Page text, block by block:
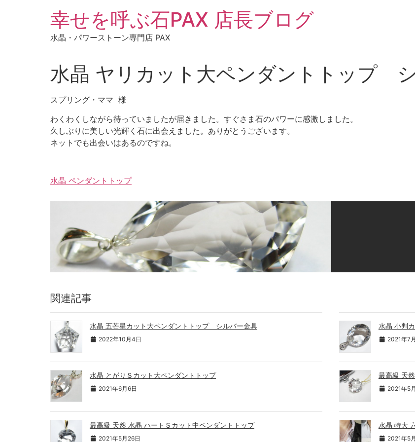
幸せを呼ぶ石PAX 店長ブログ
水晶・パワーストーン専門店 PAX
水晶 ヤリカット大ペンダントトップ
スプリング・ママ 様
わくわくしながら待っていましたが届きました。すぐさま石のパワーに感激しました。
久しぶりに美しい光輝く石に出会えました。ありがとうございます。
ネットでも出会いはあるのですね。
水晶 ペンダントトップ
関連記事
水晶 五芒星カット大ペンダントトップ シルバー金具
2022年10月4日
水晶 小判
2021年7
水晶 とがりＳカット大ペンダントトップ
2021年6月6日
最高級 天
2021年5
最高級 天然 水晶 ハートＳカット中ペンダントトップ
2021年5月26日
水晶 特大
2021年5